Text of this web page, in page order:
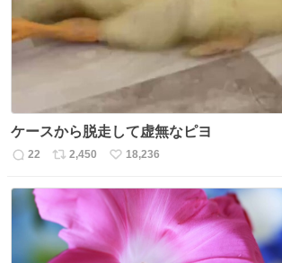
数
ケースから脱走して虚無なピヨ
返
22
リ
ト
数
2,450
い
ね
数
18,236